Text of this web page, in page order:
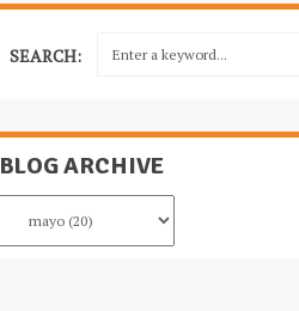
SEARCH:
BLOG ARCHIVE